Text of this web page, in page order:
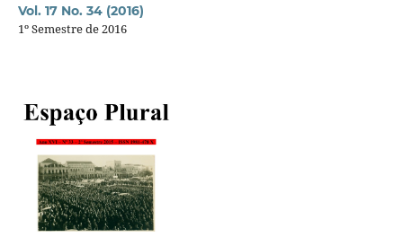
Vol. 17 No. 34 (2016)
1º Semestre de 2016